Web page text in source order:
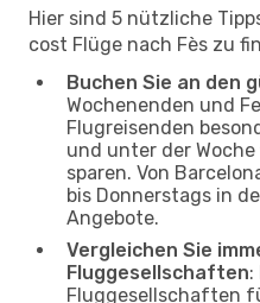
Hier sind 5 nützliche
cost Flüge nach Fès zu
Buchen Sie an den
Wochenenden und
Flugreisenden
und unter der
sparen. Von
bis Donnerstags in
Angebote.
Vergleichen Sie
Fluggesellschaften:
Fluggesellschaften